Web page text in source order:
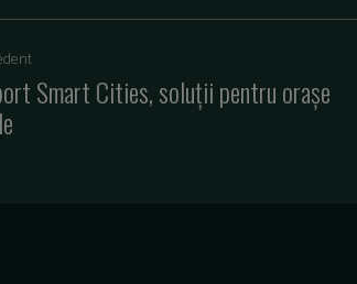
Smart Cities, soluții pentru orașe